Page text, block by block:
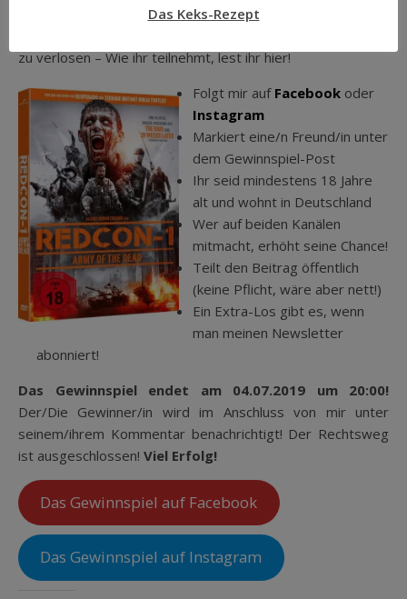
Schuber daher kommt? Freundlicherweise wurde mir ein
zu verlosen – Wie ihr teilnehmt, lest ihr hier!
Folgt mir auf Facebook oder
Instagram
Markiert eine/n Freund/in unter
dem Gewinnspiel-Post
Ihr seid mindestens 18 Jahre
alt und wohnt in Deutschland
Wer auf beiden Kanälen
mitmacht, erhöht seine Chance!
Teilt den Beitrag öffentlich
(keine Pflicht, wäre aber nett!)
Ein Extra-Los gibt es, wenn
man meinen Newsletter
abonniert!
Das Gewinnspiel endet am 04.07.2019 um 20:00!
Der/Die Gewinner/in wird im Anschluss von mir unter
seinem/ihrem Kommentar benachrichtigt! Der Rechtsweg
ist ausgeschlossen! Viel Erfolg!
Das Gewinnspiel auf Facebook
Das Gewinnspiel auf Instagram
Das Keks-Rezept